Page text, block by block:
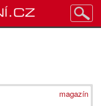
magazín